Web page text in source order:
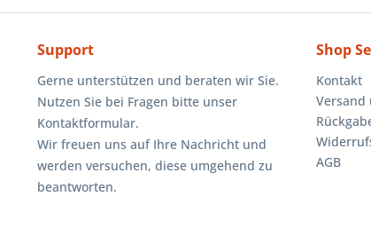
Support
Gerne unterstützen und beraten wir Sie.
Nutzen Sie bei Fragen bitte unser
Kontaktformular.
Wir freuen uns auf Ihre Nachricht und
werden versuchen, diese umgehend zu
beantworten.
Shop
Kontakt
Versand
AGB